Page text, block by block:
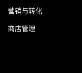
营销与转化
商店管理